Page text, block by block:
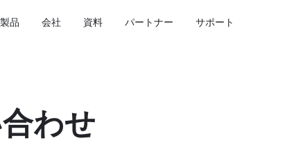
製品 会社 資料 パートナー サポート
わせ